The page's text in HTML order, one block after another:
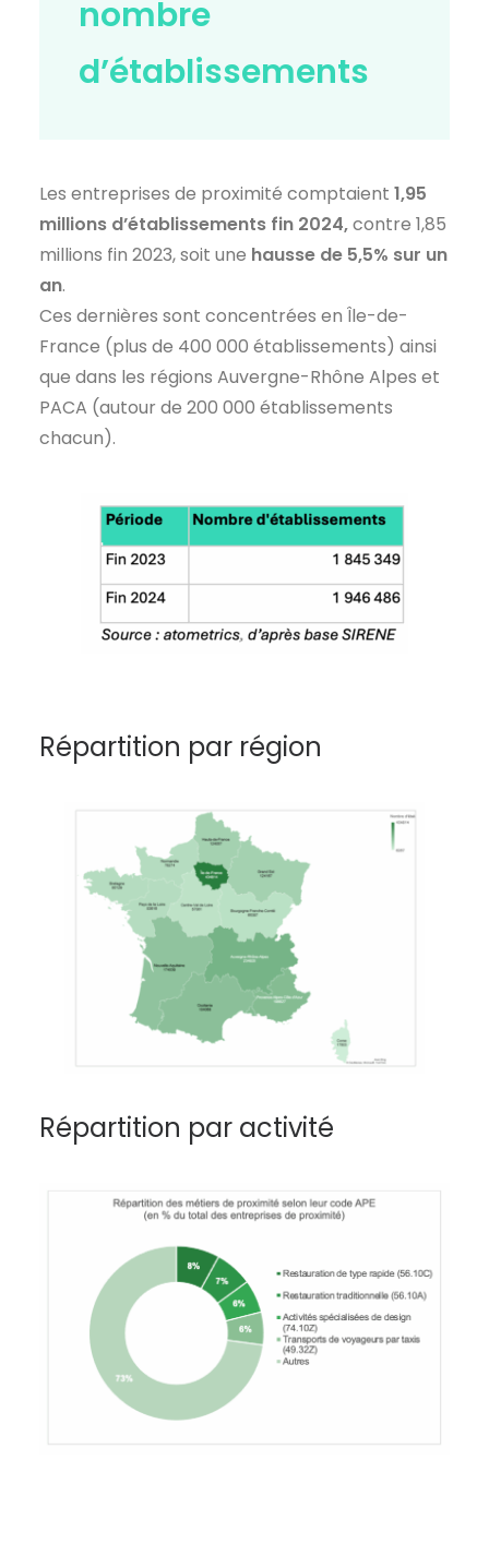
nombre
d’établissements
Les entreprises de proximité comptaient 1,95
millions d’établissements fin 2024,contre 1,85
millions fin 2023, soit une hausse de 5,5% sur un
an.
Ces dernières sont concentrées en Île-de-
France (plus de 400 000 établissements) ainsi
que dans les régions Auvergne-Rhône Alpes et
PACA (autour de 200 000 établissements
chacun).
Répartition par région
Répartition par activité